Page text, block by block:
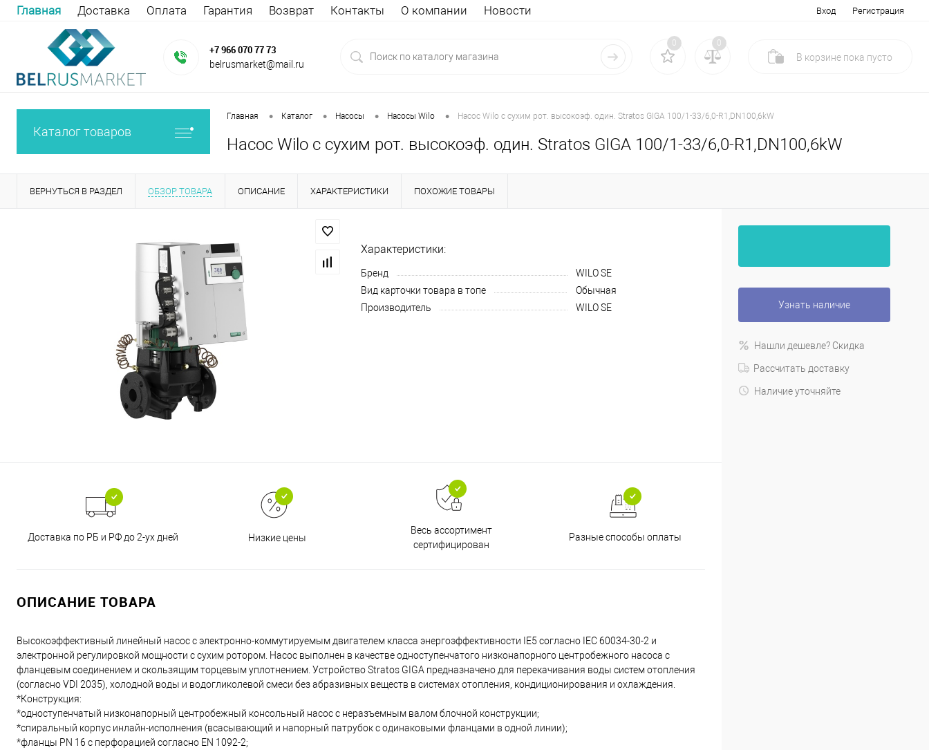
Главная Доставка Оплата Гарантия Возврат Контакты О компании Новости Вход Регистрация
+7 966 070 77 73
belrusmarket@mail.ru
0 0
В корзине пока пусто
Каталог товаров
Главная • Каталог • Насосы • Насосы Wilo • Насос Wilo с сухим рот. высокоэф. один. Stratos GIGA 100/1-33/6,0-R1,DN100,6kW
Насос Wilo с сухим рот. высокоэф. один. Stratos GIGA 100/1-33/6,0-R1,DN100,6kW
ВЕРНУТЬСЯ В РАЗДЕЛ ОБЗОР ТОВАРА ОПИСАНИЕ ХАРАКТЕРИСТИКИ ПОХОЖИЕ ТОВАРЫ
Характеристики:
Бренд
WILO SE
Вид карточки товара в топе
Обычная
Производитель
WILO SE
Доставка по РБ и РФ до 2-ух дней Низкие цены
Весь ассортимент
сертифицирован
Разные способы оплаты
ОПИСАНИЕ ТОВАРА
Высокоэффективный линейный насос с электронно-коммутируемым двигателем класса энергоэффективности IE5 согласно IEC 60034-30-2 и
электронной регулировкой мощности с сухим ротором. Насос выполнен в качестве одноступенчатого низконапорного центробежного насоса с
фланцевым соединением и скользящим торцевым уплотнением. Устройство Stratos GIGA предназначено для перекачивания воды систем отопления
(согласно VDI 2035), холодной воды и водогликолевой смеси без абразивных веществ в системах отопления, кондиционирования и охлаждения.
*Конструкция:
*одноступенчатый низконапорный центробежный консольный насос с неразъемным валом блочной конструкции;
*спиральный корпус инлайн-исполнения (всасывающий и напорный патрубок с одинаковыми фланцами в одной линии);
*фланцы PN 16 с перфорацией согласно EN 1092-2;
Узнать наличие
Нашли дешевле? Скидка
Рассчитать доставку
Наличие уточняйте